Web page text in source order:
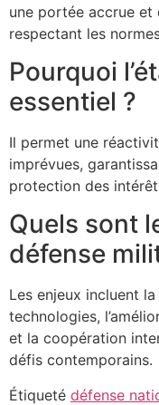
une portée accrue
respectant les
Pourquoi
essentiel ?
Il permet une
imprévues,
protection des
Quels sont
défense
Les enjeux incluent
technologies,
et la coopération
défis contemporains.
Étiqueté défense